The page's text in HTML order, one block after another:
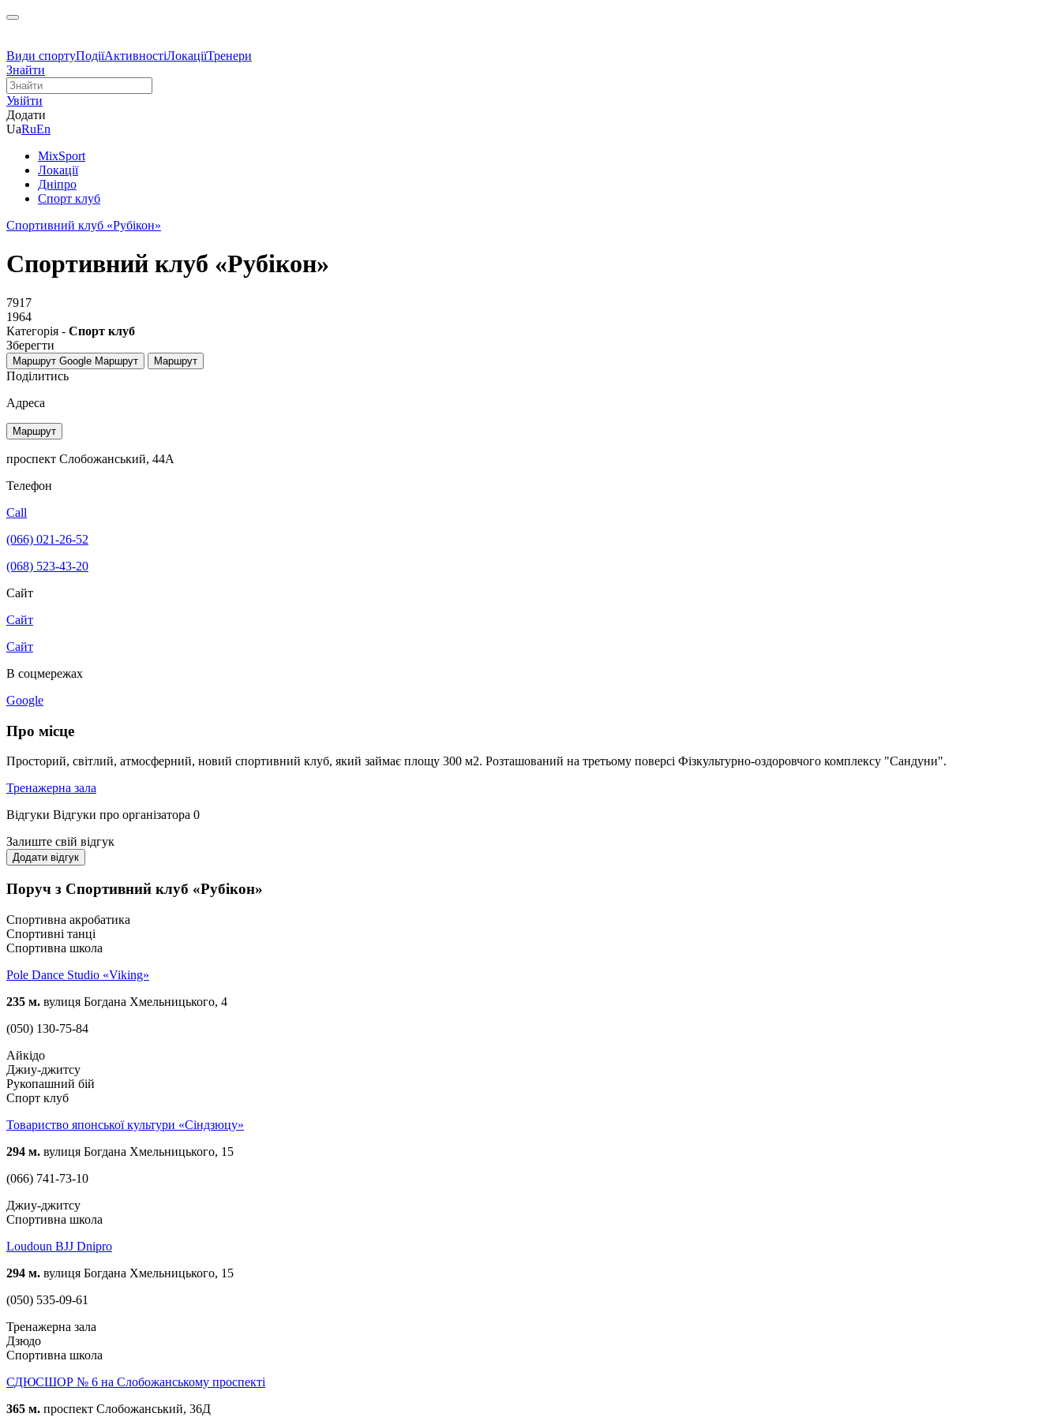
Види спортуПодіїАктивностіЛокаціїТренери
Знайти
Увійти
Додати
UaRuEn
MixSport
Локації
Дніпро
Спорт клуб
Спортивний клуб «Рубікон»
Спортивний клуб «Рубікон»
7917
1964
Категорія - Спорт клуб
Зберегти
Маршрут Google Маршрут Маршрут
Поділитись
Адреса
Маршрут
проспект Слобожанський, 44А
Телефон
Call
(066) 021-26-52
(068) 523-43-20
Сайт
Сайт
Сайт
В соцмережах
Google
Про місце
Просторий, світлий, атмосферний, новий спортивний клуб, який займає площу 300 м2. Розташований на третьому поверсі Фізкультурно-оздоровчого комплексу "Сандуни".
Тренажерна зала
Відгуки Відгуки про організатора 0
Залиште свій відгук
Додати відгук
Поруч з Спортивний клуб «Рубікон»
Спортивна акробатика
Спортивні танці
Спортивна школа
Pole Dance Studio «Viking»
235 м. вулиця Богдана Хмельницького, 4
(050) 130-75-84
Айкідо
Джиу-джитсу
Рукопашний бій
Спорт клуб
Товариство японської культури «Сіндзюцу»
294 м. вулиця Богдана Хмельницького, 15
(066) 741-73-10
Джиу-джитсу
Спортивна школа
Loudoun BJJ Dnipro
294 м. вулиця Богдана Хмельницького, 15
(050) 535-09-61
Тренажерна зала
Дзюдо
Спортивна школа
СДЮСШОР № 6 на Слобожанському проспекті
365 м. проспект Слобожанський, 36Д